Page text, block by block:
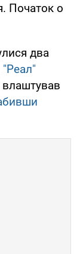
Початок о
два
"Реал"
влаштував